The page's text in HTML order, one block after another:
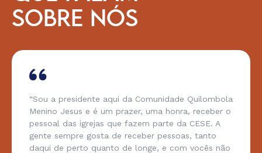
SOBRE NÓS
“Sou a presidente aqui da Comunidade Quilombola
Menino Jesus e é um prazer, uma honra, receber o
pessoal das igrejas que fazem parte da CESE. A
gente sempre gosta de receber pessoas, tanto
daqui de perto quanto de longe, e com vocês não